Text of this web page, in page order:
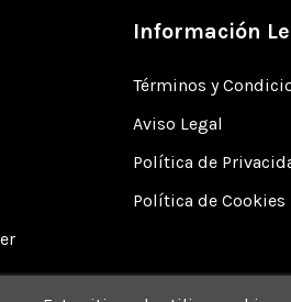
Información
Términos y
Aviso Legal
Política de
Política de Cookies